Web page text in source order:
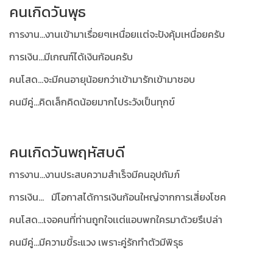
คนเกิดวันพุธ
การงาน...งานเข้ามาเรื่อยๆเหนื่อยเเต่จะปังคุ้มเหนื่อยครับ
การเงิน...มีเกณฑ์ได้เงินก้อนครับ
คนโสด...จะมีคนอายุน้อยกว่าเข้ามารักเข้ามาชอบ
คนมีคู่...คิดเล็กคิดน้อยมากไประวังเป็นทุกข์
คนเกิดวันพฤหัสบดี
การงาน...งานประสบความสำเร็จมีคนอุปถัมภ์
การเงิน... มีโอกาสได้การเงินก้อนใหญ่จากการเสี่ยงโชค
คนโสด...เจอคนที่ท่านถูกใจเเต่แอบพกใครมาด้วยรึเปล่า
คนมีคู่...มีความขี้ระแวง เพราะคู่รักทำตัวมีพิรุธ